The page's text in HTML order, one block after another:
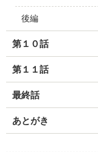
後編
第１０話
第１１話
最終話
あとがき